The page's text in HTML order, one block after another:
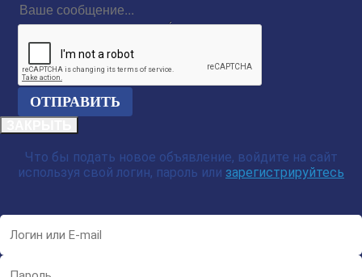
сообщение...
Что бы подать новое объявление, войдите на сайт
используя свой логин, пароль или зарегистрируйтесь